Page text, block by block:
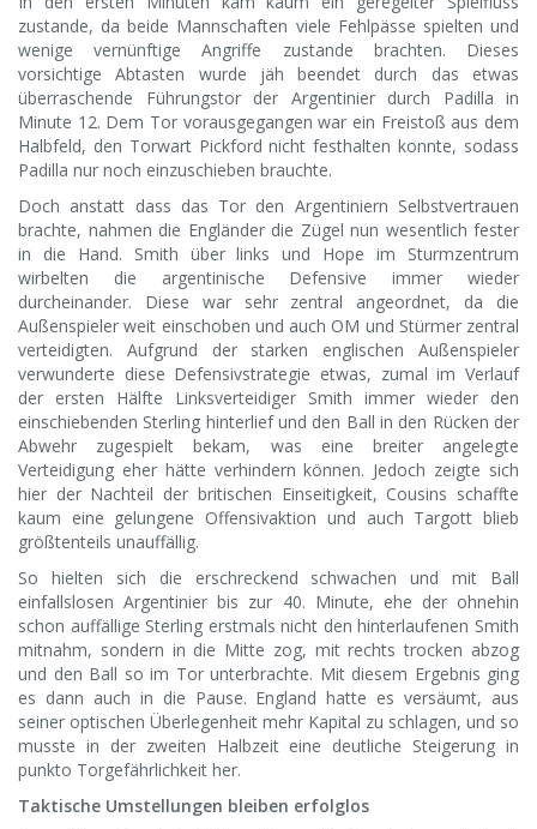
zustande, da beide Mannschaften viele Fehlpässe spielten und
wenige vernünftige Angriffe zustande brachten. Dieses
vorsichtige Abtasten wurde jäh beendet durch das etwas
überraschende Führungstor der Argentinier durch Padilla in
Minute 12. Dem Tor vorausgegangen war ein Freistoß aus dem
Halbfeld, den Torwart Pickford nicht festhalten konnte, sodass
Padilla nur noch einzuschieben brauchte.
Doch anstatt dass das Tor den Argentiniern Selbstvertrauen
brachte, nahmen die Engländer die Zügel nun wesentlich fester
in die Hand. Smith über links und Hope im Sturmzentrum
wirbelten die argentinische Defensive immer wieder
durcheinander. Diese war sehr zentral angeordnet, da die
Außenspieler weit einschoben und auch OM und Stürmer zentral
verteidigten. Aufgrund der starken englischen Außenspieler
verwunderte diese Defensivstrategie etwas, zumal im Verlauf
der ersten Hälfte Linksverteidiger Smith immer wieder den
einschiebenden Sterling hinterlief und den Ball in den Rücken der
Abwehr zugespielt bekam, was eine breiter angelegte
Verteidigung eher hätte verhindern können. Jedoch zeigte sich
hier der Nachteil der britischen Einseitigkeit, Cousins schaffte
kaum eine gelungene Offensivaktion und auch Targott blieb
größtenteils unauffällig.
So hielten sich die erschreckend schwachen und mit Ball
einfallslosen Argentinier bis zur 40. Minute, ehe der ohnehin
schon auffällige Sterling erstmals nicht den hinterlaufenen Smith
mitnahm, sondern in die Mitte zog, mit rechts trocken abzog
und den Ball so im Tor unterbrachte. Mit diesem Ergebnis ging
es dann auch in die Pause. England hatte es versäumt, aus
seiner optischen Überlegenheit mehr Kapital zu schlagen, und so
musste in der zweiten Halbzeit eine deutliche Steigerung in
punkto Torgefährlichkeit her.
Taktische Umstellungen bleiben erfolglos